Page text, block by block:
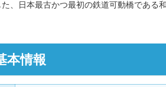
、日本最古かつ最初の鉄道可動橋である
本情報